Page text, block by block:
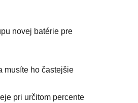
novej batérie pre
musíte ho častejšie
pri určitom percente